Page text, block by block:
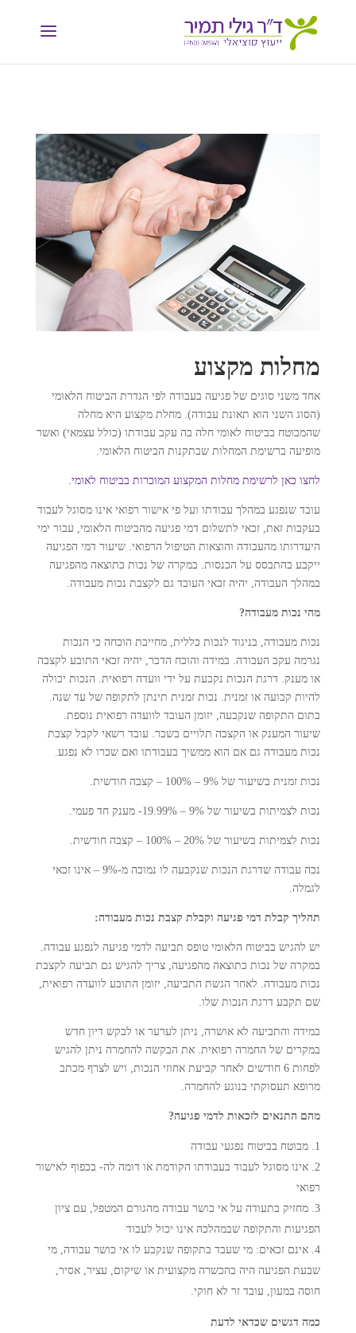
מחלות מקצוע
אחד משני סוגים של פגיעה בעבודה לפי הגדרת הביטוח הלאומי
(הסוג השני הוא תאונת עבודה). מחלת מקצוע היא מחלה
שהמבוטח בביטוח לאומי חלה בה עקב עבודתו (כולל עצמאי) ואשר
מופיעה ברשימת המחלות שבתקנות הביטוח הלאומי.
לחצו כאן לרשימת מחלות המקצוע המוכרות בביטוח לאומי.
עובד שנפגע במהלך עבודתו ועל פי אישור רפואי אינו מסוגל לעבוד
בעקבות זאת, זכאי לתשלום דמי פגיעה מהביטוח הלאומי, עבור ימי
היעדרותו מהעבודה והוצאות הטיפול הרפואי. שיעור דמי הפגיעה
ייקבע בהתבסס על הכנסות. במקרה של נכות כתוצאה מהפגיעה
במהלך העבודה, יהיה זכאי העובד גם לקצבת נכות מעבודה.
מהי נכות מעבודה?
נכות מעבודה, בניגוד לנכות כללית, מחייבת הוכחה כי הנכות
נגרמה עקב העבודה. במידה והוכח הדבר, יהיה זכאי התובע לקצבה
או מענק. דרגת הנכות נקבעת על ידי וועדה רפואית. הנכות יכולה
להיות קבועה או זמנית. נכות זמנית תינתן לתקופה של עד שנה.
בתום התקופה שנקבעה, יזומן העובד לוועדה רפואית נוספת.
שיעור המענק או הקצבה תלויים בשכר. עובד רשאי לקבל קצבת
נכות מעבודה גם אם הוא ממשיך בעבודתו ואם שכרו לא נפגע.
נכות זמנית בשיעור של 9% – 100% – קצבה חודשית.
נכות לצמיתות בשיעור של 9% – 19.99%- מענק חד פעמי.
נכות לצמיתות בשיעור של 20% – 100% – קצבה חודשית.
נכה עבודה שדרגת הנכות שנקבעה לו נמוכה מ-9% – אינו זכאי
לגמלה.
תהליך קבלת דמי פגיעה וקבלת קצבת נכות מעבודה:
יש להגיש בביטוח הלאומי טופס תביעה לדמי פגיעה לנפגע עבודה.
במקרה של נכות כתוצאה מהפגיעה, צריך להגיש גם תביעה לקצבת
נכות מעבודה. לאחר הגשת התביעה, יזומן התובע לוועדה רפואית,
שם תקבע דרגת הנכות שלו.
במידה והתביעה לא אושרה, ניתן לערער או לבקש דיון חדש
במקרים של החמרה רפואית. את הבקשה להחמרה ניתן להגיש
לפחות 6 חודשים לאחר קביעת אחוזי הנכות, ויש לצרף מכתב
מרופא תעסוקתי בנוגע להחמרה.
מהם התנאים לזכאות לדמי פגיעה?
מבוטח בביטוח נפגעי עבודה
אינו מסוגל לעבוד בעבודתו הקודמת או דומה לה- בכפוף לאישור
רפואי
מחזיק בתעודה על אי כושר עבודה מהגורם המטפל, עם ציון
הפגיעות והתקופה שבמהלכה אינו יכול לעבוד
אינם זכאים: מי שעבד בתקופה שנקבע לו אי כושר עבודה, מי
שבעת הפגיעה היה בהכשרה מקצועית או שיקום, עציר, אסיר,
חוסה במעון, עובד זר לא חוקי.
כמה דגשים שכדאי לדעת